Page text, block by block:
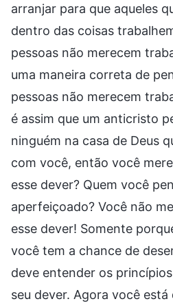
arranjar para que aqueles
dentro das coisas
pessoas não merecem
uma maneira correta de
pessoas não merecem
é assim que um anticristo
ninguém na casa de Deus
com você, então você
esse dever? Quem você
aperfeiçoado? Você não
esse dever! Somente
você tem a chance de
deve entender os
seu dever. Agora você